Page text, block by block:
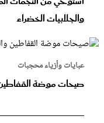
والجلابيات الخضراء
عبايات وأزياء محجبات
صيحات موضة القفاطين